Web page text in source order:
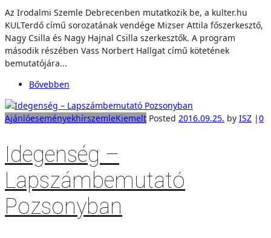
Az Irodalmi Szemle Debrecenben mutatkozik be, a kulter.hu
KULTerdő című sorozatának vendége Mizser Attila főszerkesztő,
Nagy Csilla és Nagy Hajnal Csilla szerkesztők. A program
második részében Vass Norbert Hallgat című kötetének
bemutatójára...
Bővebben
AjánlóeseményekhírszemleKiemelt Posted 2016.09.25. by ISZ |0
Idegenség –
Lapszámbemutató
Pozsonyban